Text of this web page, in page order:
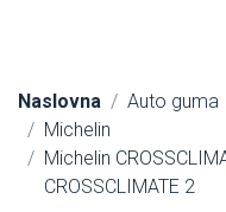
Naslovna Auto guma
Michelin
Michelin
CROSSCLIMATE 2